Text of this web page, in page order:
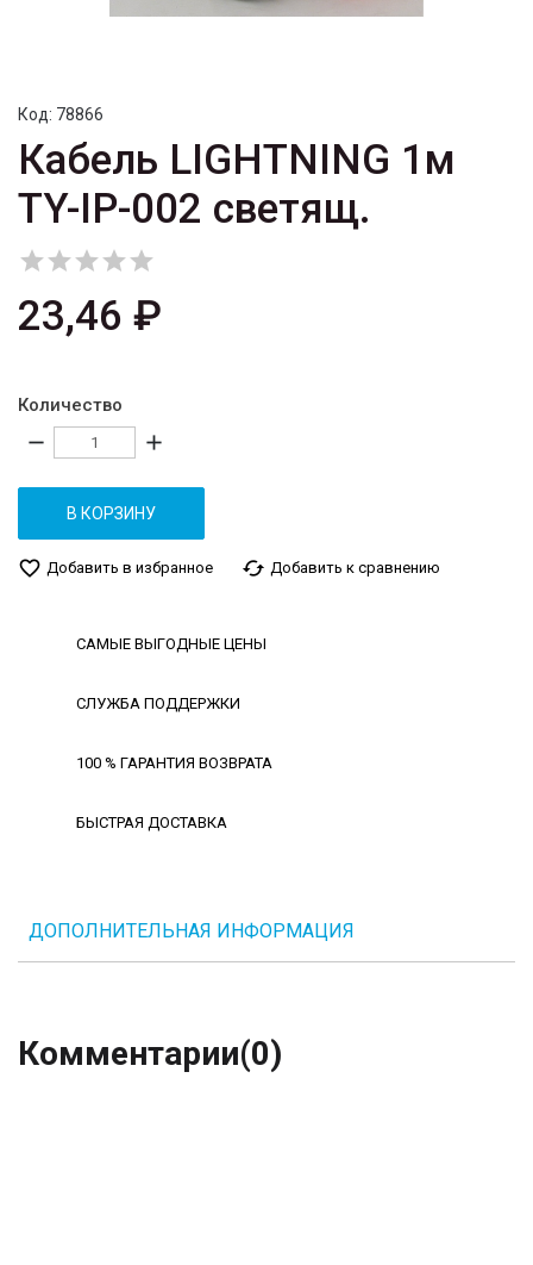
Код: 78866
Кабель LIGHTNING 1м
TY-IP-002 светящ.

23,46 ₽
Количество
remove add
В КОРЗИНУ
favorite_border Добавить в избранное cached Добавить к сравнению
САМЫЕ ВЫГОДНЫЕ ЦЕНЫ
СЛУЖБА ПОДДЕРЖКИ
100 % ГАРАНТИЯ ВОЗВРАТА
БЫСТРАЯ ДОСТАВКА
ДОПОЛНИТЕЛЬНАЯ ИНФОРМАЦИЯ
Комментарии(0)